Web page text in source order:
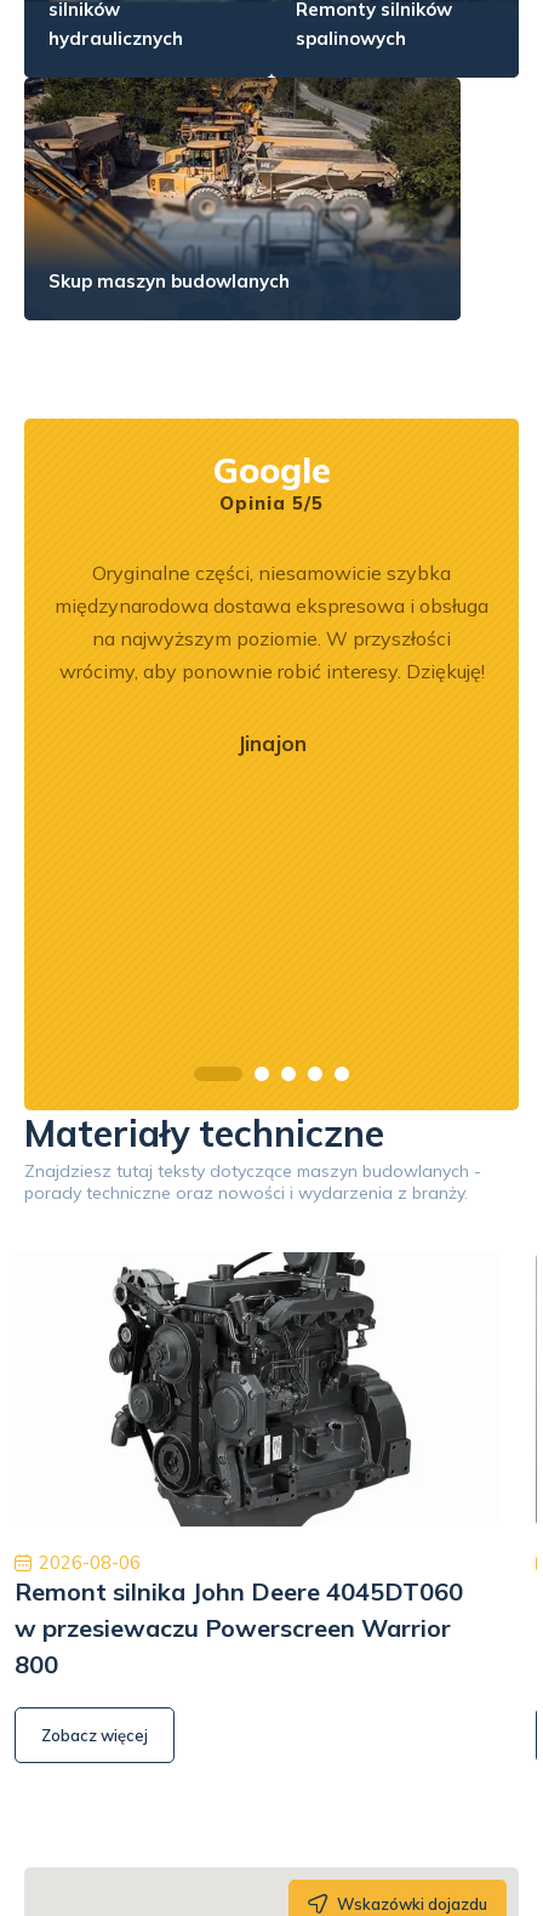
silników
hydraulicznych
Remonty silników
spalinowych
Skup maszyn budowlanych
Google
Opinia 5/5
Oryginalne części, niesamowicie szybka
międzynarodowa dostawa ekspresowa i obsługa
na najwyższym poziomie. W przyszłości
wrócimy, aby ponownie robić interesy. Dziękuję!
Jinajon
Materiały techniczne
Znajdziesz tutaj teksty dotyczące maszyn budowlanych -
porady techniczne oraz nowości i wydarzenia z branży.
2026-08-06
Remont silnika John Deere 4045DT060
w przesiewaczu Powerscreen Warrior
800
Zobacz więcej
Wskazówki dojazdu